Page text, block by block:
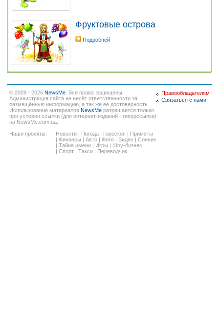
Фруктовые острова
Подробней
© 2009 - 2026 NewsMe . Все права защищены.
Администрация сайта не несёт ответственности за
размещённую информацию, а так же ее достоверность.
Использование материалов NewsMe разрешается только
при условии ссылки (для интернет-изданий - гиперссылки)
на NewsMe.com.ua.
Наши проекты:
Новости | Погода | Гороскоп | Приметы
| Финансы | Авто | Фото | Видео | Сонник
| Тайна имени | Игры | Шоу-бизнес
| Спорт | Такси | Переводчик
Правообладателям
Связаться с нами